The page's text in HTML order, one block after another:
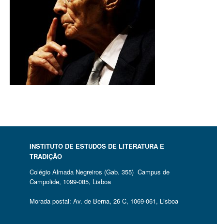
INSTITUTO DE ESTUDOS DE LITERATURA E
TRADIÇÃO
Colégio Almada Negreiros (Gab. 355) Campus de
Campolide, 1099-085, Lisboa
Morada postal: Av. de Berna, 26 C, 1069-061, Lisboa